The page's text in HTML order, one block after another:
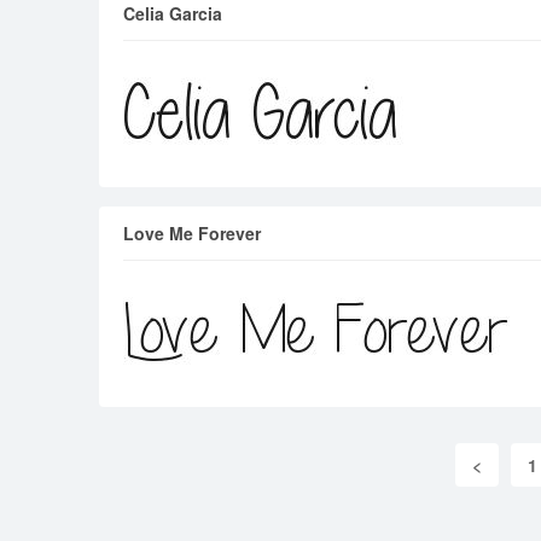
Celia Garcia
Love Me Forever
< 1